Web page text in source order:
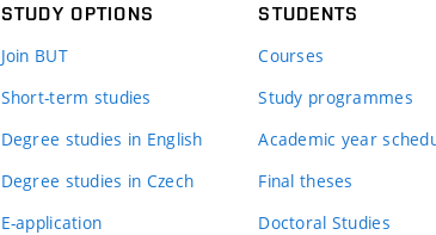
STUDY OPTIONS
Join BUT
Short-term studies
Degree studies in English
Degree studies in Czech
E-application
STUDENTS
Courses
Study programmes
Academic year
Final theses
Doctoral Studies